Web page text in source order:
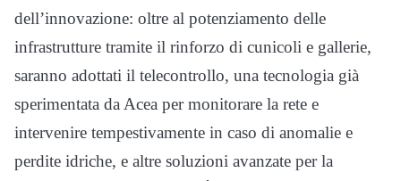
dell’innovazione: oltre al potenziamento delle
infrastrutture tramite il rinforzo di cunicoli e gallerie,
saranno adottati il telecontrollo, una tecnologia già
sperimentata da Acea per monitorare la rete e
intervenire tempestivamente in caso di anomalie e
perdite idriche, e altre soluzioni avanzate per la